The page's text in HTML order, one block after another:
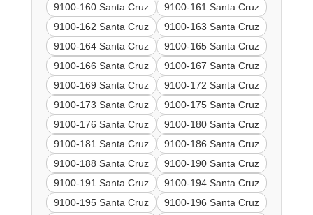
9100-160 Santa Cruz
9100-161 Santa Cruz
9100-162 Santa Cruz
9100-163 Santa Cruz
9100-164 Santa Cruz
9100-165 Santa Cruz
9100-166 Santa Cruz
9100-167 Santa Cruz
9100-169 Santa Cruz
9100-172 Santa Cruz
9100-173 Santa Cruz
9100-175 Santa Cruz
9100-176 Santa Cruz
9100-180 Santa Cruz
9100-181 Santa Cruz
9100-186 Santa Cruz
9100-188 Santa Cruz
9100-190 Santa Cruz
9100-191 Santa Cruz
9100-194 Santa Cruz
9100-195 Santa Cruz
9100-196 Santa Cruz